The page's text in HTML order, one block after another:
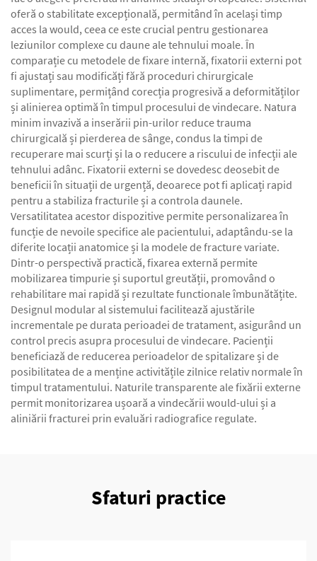
oferă o stabilitate excepțională, permitând în același timp
acces la would, ceea ce este crucial pentru gestionarea
leziunilor complexe cu daune ale tehnului moale. În
comparație cu metodele de fixare internă, fixatorii externi pot
fi ajustați sau modificăți fără proceduri chirurgicale
suplimentare, permițând corecția progresivă a deformităților
și alinierea optimă în timpul procesului de vindecare. Natura
minim invazivă a inserării pin-urilor reduce trauma
chirurgicală și pierderea de sânge, condus la timpi de
recuperare mai scurți și la o reducere a riscului de infecții ale
tehnului adânc. Fixatorii externi se dovedesc deosebit de
beneficii în situații de urgență, deoarece pot fi aplicați rapid
pentru a stabiliza fracturile și a controla daunele.
Versatilitatea acestor dispozitive permite personalizarea în
funcție de nevoile specifice ale pacientului, adaptându-se la
diferite locații anatomice și la modele de fracture variate.
Dintr-o perspectivă practică, fixarea externă permite
mobilizarea timpurie și suportul greutății, promovând o
rehabilitare mai rapidă și rezultate functionale îmbunătățite.
Designul modular al sistemului facilitează ajustările
incrementale pe durata perioadei de tratament, asigurând un
control precis asupra procesului de vindecare. Pacienții
beneficiază de reducerea perioadelor de spitalizare și de
posibilitatea de a menține activitățile zilnice relativ normale în
timpul tratamentului. Naturile transparente ale fixării externe
permit monitorizarea ușoară a vindecării would-ului și a
aliniării fracturei prin evaluări radiografice regulate.
Sfaturi practice